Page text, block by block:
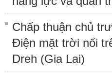
Chấp thuận chủ
Điện mặt trời nổi
Dreh (Gia Lai)